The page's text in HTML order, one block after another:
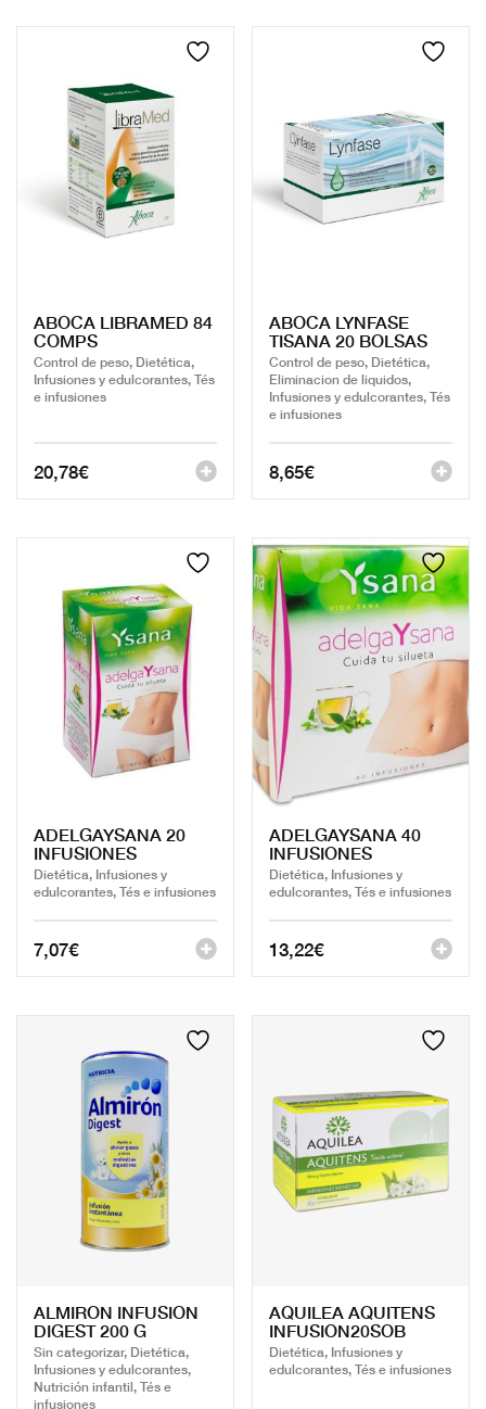
ABOCA LIBRAMED 84
COMPS
Control de peso, Dietética,
Infusiones y edulcorantes, Tés
e infusiones
20,78€
ABOCA LYNFASE
TISANA 20 BOLSAS
Control de peso, Dietética,
Eliminacion de liquidos,
Infusiones y edulcorantes, Tés
e infusiones
8,65€
ADELGAYSANA 20
INFUSIONES
Dietética, Infusiones y
edulcorantes, Tés e infusiones
7,07€
ADELGAYSANA 40
INFUSIONES
Dietética, Infusiones y
edulcorantes, Tés e infusiones
13,22€
ALMIRON INFUSION
DIGEST 200 G
Sin categorizar, Dietética,
Infusiones y edulcorantes,
Nutrición infantil, Tés e
infusiones
AQUILEA AQUITENS
INFUSION20SOB
Dietética, Infusiones y
edulcorantes, Tés e infusiones